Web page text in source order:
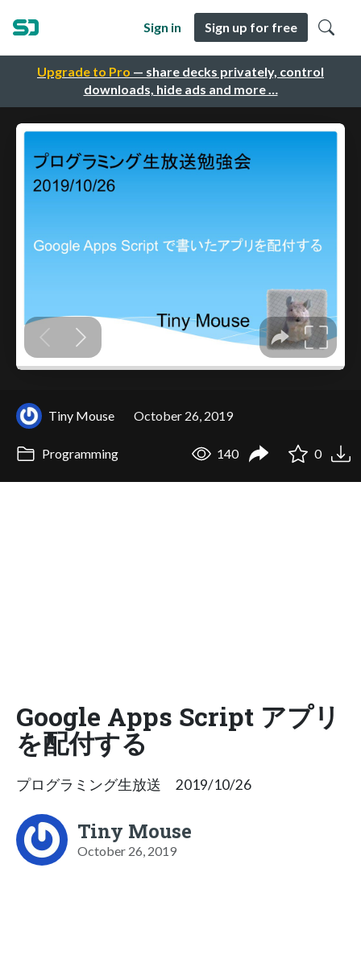
Upgrade to Pro — share decks privately, control
downloads, hide ads and more …
Sign in Sign up for free
Tiny Mouse October 26, 2019
Programming 140 0
Google Apps Script アプリ
を配付する
プログラミング生放送 2019/10/26
Tiny Mouse
October 26, 2019